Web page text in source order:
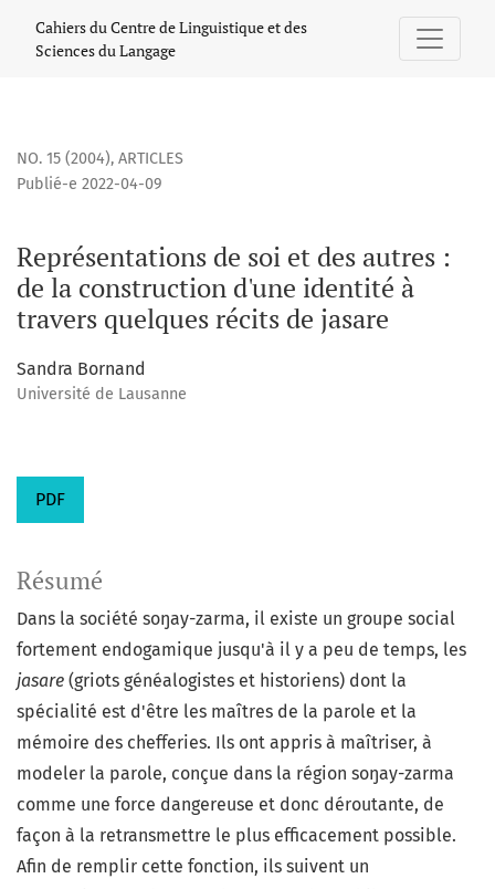
Représentations de soi et des autres : de la construction
Cahiers du Centre de Linguistique et des
Sciences du Langage
NO. 15 (2004), ARTICLES
Représentations de soi et des autres :
de la construction d'une identité à
travers quelques récits de jasare
Publié-e 2022-04-09
Sandra Bornand
Université de Lausanne
PDF
Résumé
Dans la société soŋay-zarma, il existe un groupe social
fortement endogamique jusqu'à il y a peu de temps, les
jasare (griots généalogistes et historiens) dont la
spécialité est d'être les maîtres de la parole et la
mémoire des chefferies. Ils ont appris à maîtriser, à
modeler la parole, conçue dans la région soŋay-zarma
comme une force dangereuse et donc déroutante, de
façon à la retransmettre le plus efficacement possible.
Afin de remplir cette fonction, ils suivent un